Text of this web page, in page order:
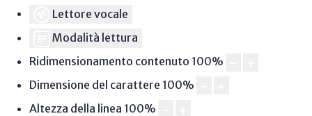
Lettore vocale
Modalità lettura
Ridimensionamento contenuto 100%
Dimensione del carattere 100%
Altezza della linea 100%